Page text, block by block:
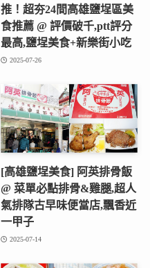
推！超夯24間高雄鹽埕區美
食推薦 @ 評價破千,ptt評分
最高,鹽埕美食+新樂街小吃
2025-07-26
[高雄鹽埕美食] 阿英排骨飯
@ 菜單必點排骨&雞腿,超人
氣排隊古早味便當店,飄香近
一甲子
2025-07-14